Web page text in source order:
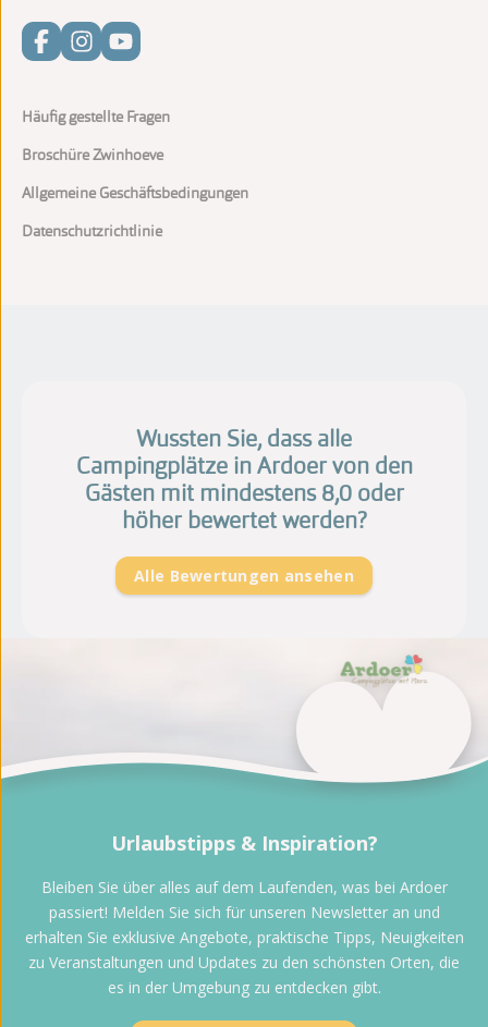
Häufig gestellte Fragen
Broschüre Zwinhoeve
Allgemeine Geschäftsbedingungen
Datenschutzrichtlinie
Wussten Sie, dass alle
Campingplätze in Ardoer von den
Gästen mit mindestens 8,0 oder
höher bewertet werden?
Alle Bewertungen ansehen
Urlaubstipps & Inspiration?
Bleiben Sie über alles auf dem Laufenden, was bei Ardoer
passiert! Melden Sie sich für unseren Newsletter an und
erhalten Sie exklusive Angebote, praktische Tipps, Neuigkeiten
zu Veranstaltungen und Updates zu den schönsten Orten, die
es in der Umgebung zu entdecken gibt.